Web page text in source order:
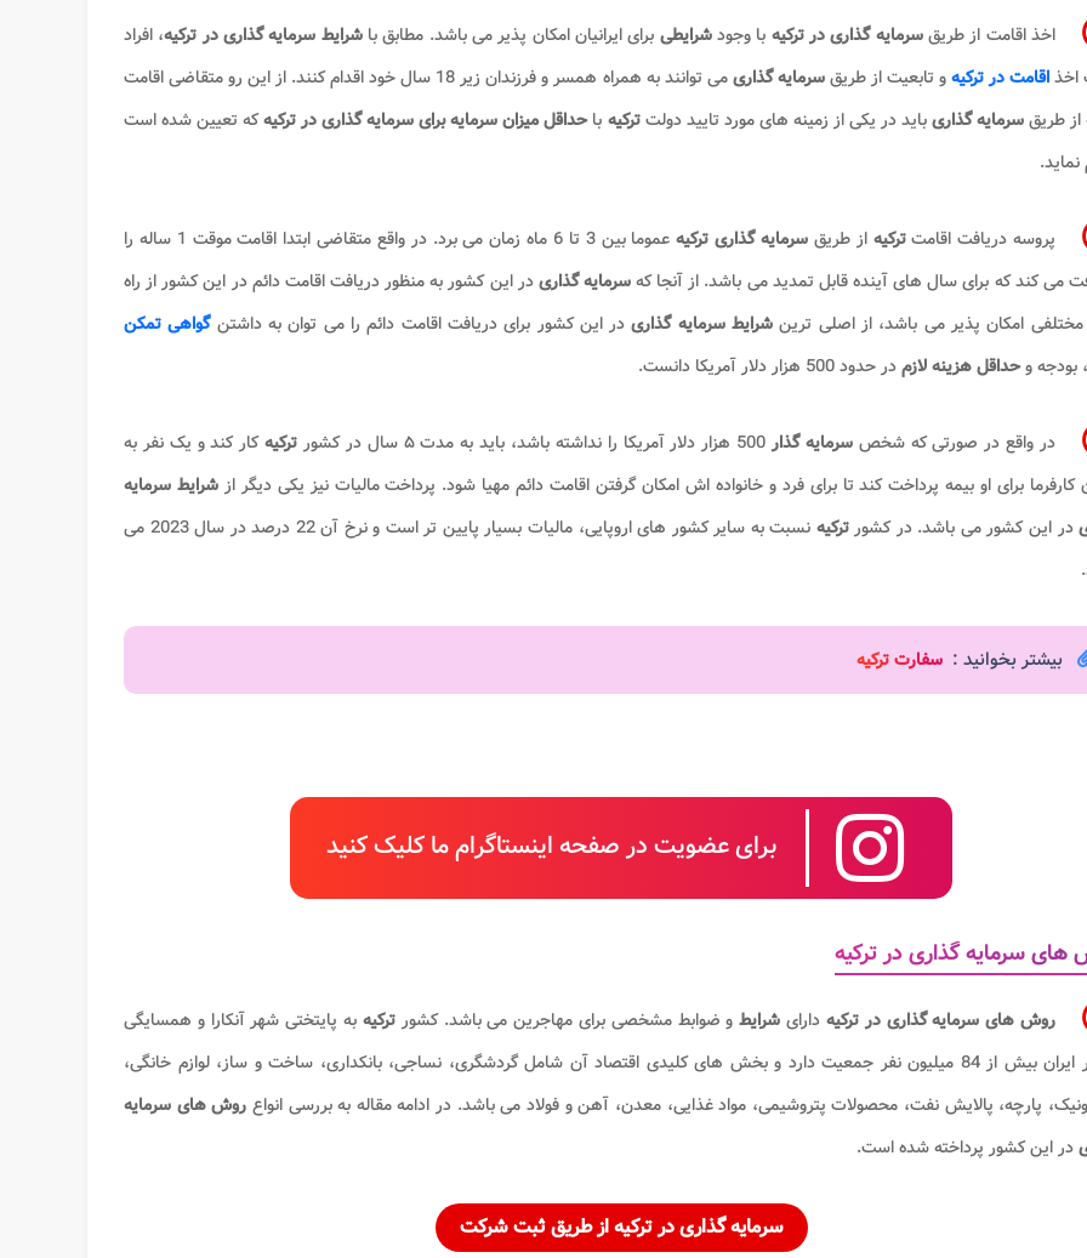
اخذ اقامت از طریقسرمایه گذاری در ترکیه با وجودشرایطی برای ایرانیان امکان پذیر می باشد. مطابق باشرایط سرمایه گذاری در ترکیه، افراد
اخذاقامت در ترکیهو تابعیت از طریقسرمایه گذاریمی توانند به همراه همسر و فرزندان زیر 18 سال خود اقدام کنند. از این رو متقاضی اقامت
از طریقسرمایه گذاریباید در یکی از زمینه های مورد تایید دولتترکیه باحداقل میزان سرمایه برای سرمایه گذاری در ترکیهکه تعیین شده است
نماید.
پروسه دریافت اقامتترکیهاز طریقسرمایه گذاری ترکیه
عموما بین 3 تا 6 ماه زمان می برد. در واقع متقاضی ابتدا اقامت موقت 1 ساله را
می کند که برای سال های آینده قابل تمدید می باشد. از آنجا کهسرمایه گذاریدر این کشور به منظور دریافت اقامت دائم در این کشور از راه
امکان پذیر می باشد، از اصلی ترین شرایط سرمایه گذاری در این کشور برای دریافت اقامت دائم را می توان به داشتنگواهی تمکن
، بودجه وحداقلهزینه لازمدر حدود 500 هزار دلار آمریکا دانست.
در واقع در صورتی که شخصسرمایه گذار500 هزار دلار آمریکا را نداشته باشد، باید به مدت ۵ سال در کشور ترکیهکار کند و یک نفر به
کارفرما برای او بیمه پرداخت کند تا برای فرد و خانواده اش امکان گرفتن اقامت دائم مهیا شود. پرداخت مالیات نیز یکی دیگر ازشرایط سرمایه
در این کشور می باشد. در کشورترکیه
نسبت به سایر کشور های اروپایی، مالیات بسیار پایین تر است و نرخ آن 22 درصد در سال 2023 می
بیشتر بخوانید : سفارت ترکیه
برای عضویت در صفحه اینستاگرام ما کلیک کنید
سرمایه گذاری در ترکیه
روش های سرمایه گذاری در ترکیه دارای شرایط و ضوابط مشخصی برای مهاجرین می باشد. کشورترکیه به پایتختی شهر آنکارا و همسایگی
کشور ایران بیش از 84 میلیون نفر جمعیت دارد و بخش های کلیدی اقتصاد آن شامل گردشگری، نساجی، بانکداری، ساخت و ساز، لوازم خانگی،
پارچه، پالایش نفت، محصولات پتروشیمی، مواد غذایی، معدن، آهن و فولاد می باشد. در ادامه مقاله به بررسی انواع روش های سرمایه
در این کشور پرداخته شده است.
سرمایه گذاری در ترکیهاز طریق ثبت شرکت